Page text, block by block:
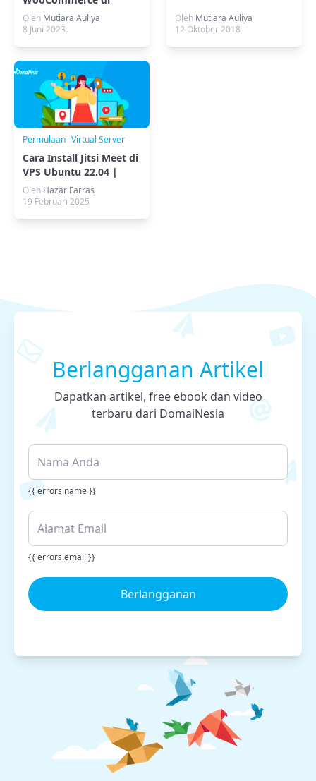
WordPress
Oleh Mutiara Auliya
8 Juni 2023
Oleh Mutiara Auliya
12 Oktober 2018
Permulaan Virtual Server
Cara Install Jitsi Meet di
VPS Ubuntu 22.04 |
Panduan Lengkap
Oleh Hazar Farras
19 Februari 2025
Berlangganan Artikel
Dapatkan artikel, free ebook dan video
terbaru dari DomaiNesia
{{ errors.name }}
{{ errors.email }}
Berlangganan